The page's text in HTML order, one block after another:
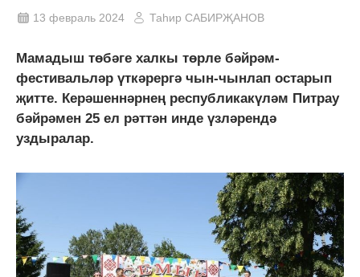
13 февраль 2024 Таһир САБИРҖАНОВ
Мамадыш төбәге халкы төрле бәйрәм-
фестивальләр үткәрергә чын-чынлап остарып
җитте. Керәшеннәрнең республикакүләм Питрау
бәйрәмен 25 ел рәттән инде үзләрендә
уздыралар.